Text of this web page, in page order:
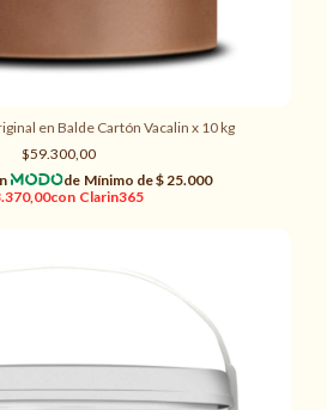
en Balde Cartón Vacalin x 10 kg
$59.300,00